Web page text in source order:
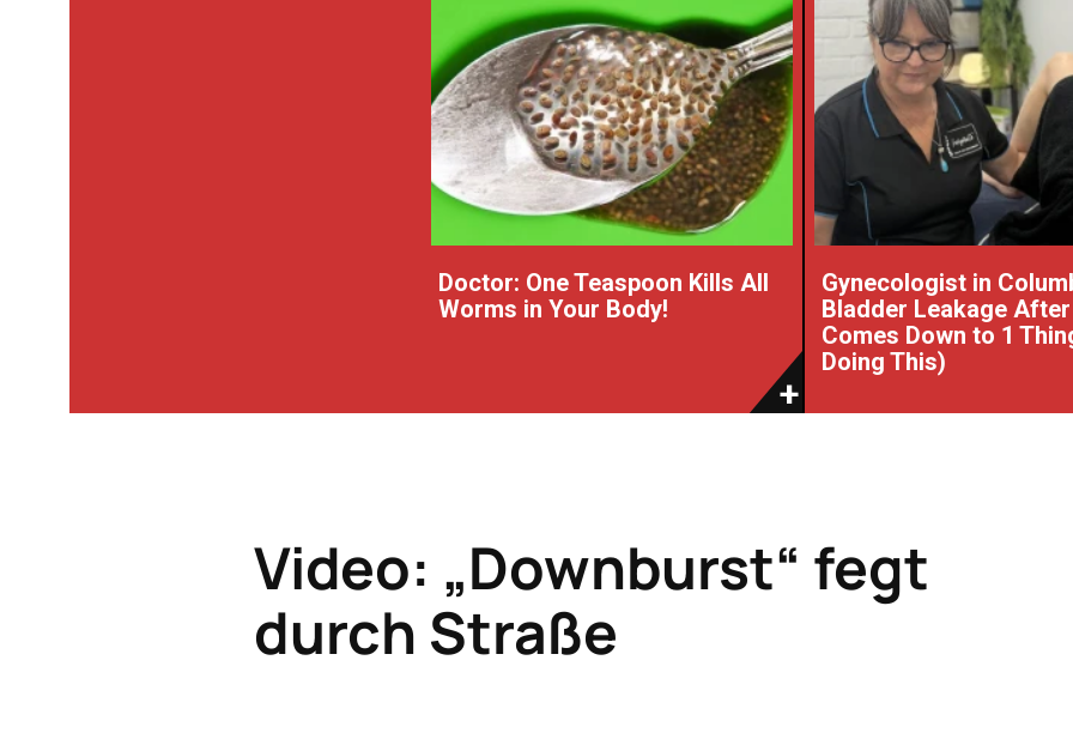
Doctor: One Teaspoon Kills All
Worms in Your Body!
Gynecologist in
Bladder Leakage
Comes Down to 1
Doing This)
Video: „Downburst“ fegt
durch Straße